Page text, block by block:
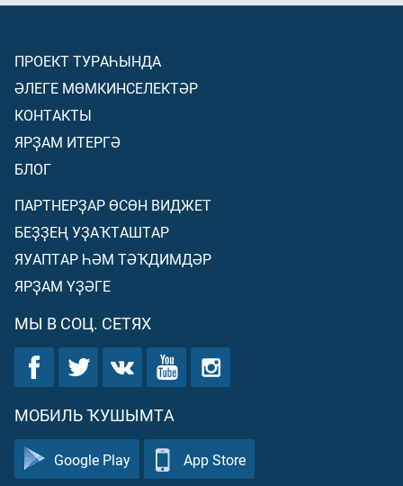
ПРОЕКТ ТУРАҺЫНДА
ӘЛЕГЕ МӨМКИНСЕЛЕКТӘР
КОНТАКТЫ
ЯРҘАМ ИТЕРГӘ
БЛОГ
ПАРТНЕРҘАР ӨСӨН ВИДЖЕТ
БЕҘҘЕҢ УҘАҠТАШТАР
ЯУАПТАР ҺӘМ ТӘҠДИМДӘР
ЯРҘАМ ҮҘӘГЕ
МЫ В СОЦ. СЕТЯХ
МОБИЛЬ ҠУШЫМТА
Google Play App Store